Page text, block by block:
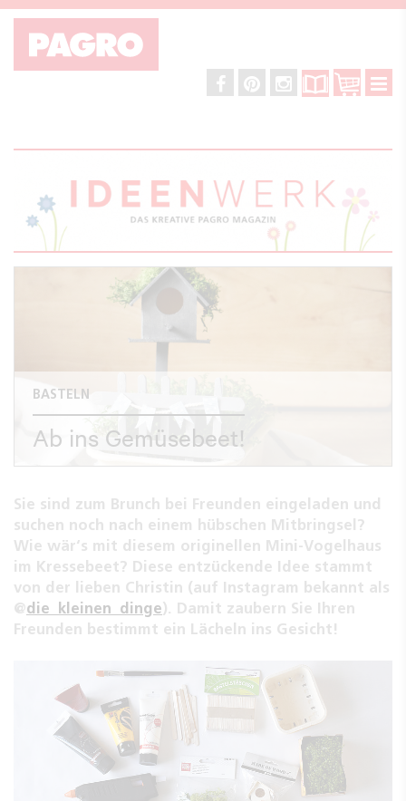
BASTELN
Ab ins Gemüsebeet!
Sie sind zum Brunch bei Freunden eingeladen und
suchen noch nach einem hübschen Mitbringsel?
Wie wär‘s mit diesem originellen Mini-Vogelhaus
im Kressebeet? Diese entzückende Idee stammt
von der lieben Christin (auf Instagram bekannt als
@die_kleinen_dinge). Damit zaubern Sie Ihren
Freunden bestimmt ein Lächeln ins Gesicht!